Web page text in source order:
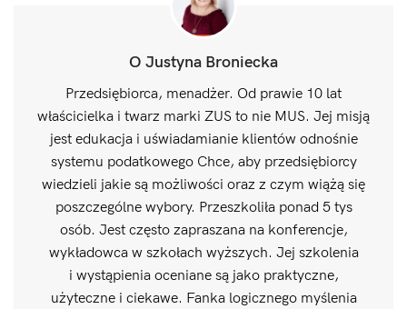
O Justyna Broniecka
Przedsiębiorca, menadżer. Od prawie 10 lat
właścicielka i twarz marki ZUS to nie MUS. Jej misją
jest edukacja i uświadamianie klientów odnośnie
systemu podatkowego Chce, aby przedsiębiorcy
wiedzieli jakie są możliwości oraz z czym wiążą się
poszczególne wybory. Przeszkoliła ponad 5 tys
osób. Jest często zapraszana na konferencje,
wykładowca w szkołach wyższych. Jej szkolenia
i wystąpienia oceniane są jako praktyczne,
użyteczne i ciekawe. Fanka logicznego myślenia